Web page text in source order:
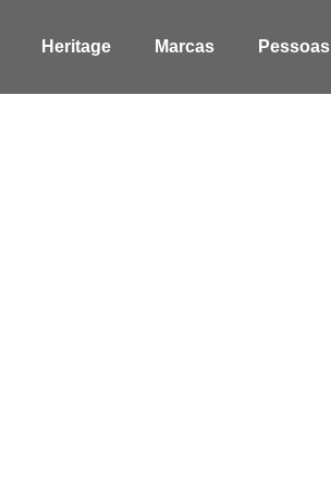
Heritage Marcas Pessoas